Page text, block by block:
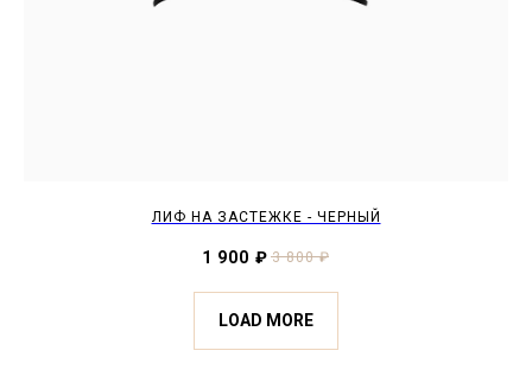
ЛИФ НА ЗАСТЕЖКЕ - ЧЕРНЫЙ
1 900 ₽ 3 800 ₽
LOAD MORE